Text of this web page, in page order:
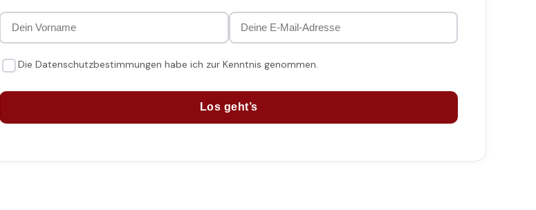
Die Datenschutzbestimmungen habe ich zur Kenntnis genommen.
Los geht’s